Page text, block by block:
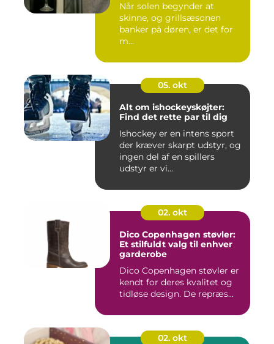
Når solen begynder at
skinne, og grillsæsonen
banker på døren, er det for
m...
05. okt
Alt om ishockeyskøjter:
Find det rette par til dig
Ishockey er en intens sport
der kræver skarpt udstyr, og
ingen del af en spillers
udstyr er vi...
02. okt
Dico Copenhagen støvler:
Et stilfuldt valg til enhver
garderobe
Dico Copenhagen støvler er
kendt for deres kvalitet og
tidløse design. De repræs...
02. okt